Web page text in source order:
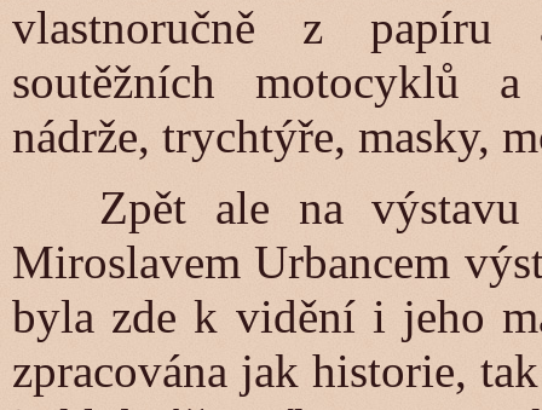
vlastnoručně z papíru
soutěžních motocyklů
nádrže, trychtýře, masky,
Zpět ale na výstavu
Miroslavem Urbancem
byla zde k vidění i jeho
zpracována jak historie,